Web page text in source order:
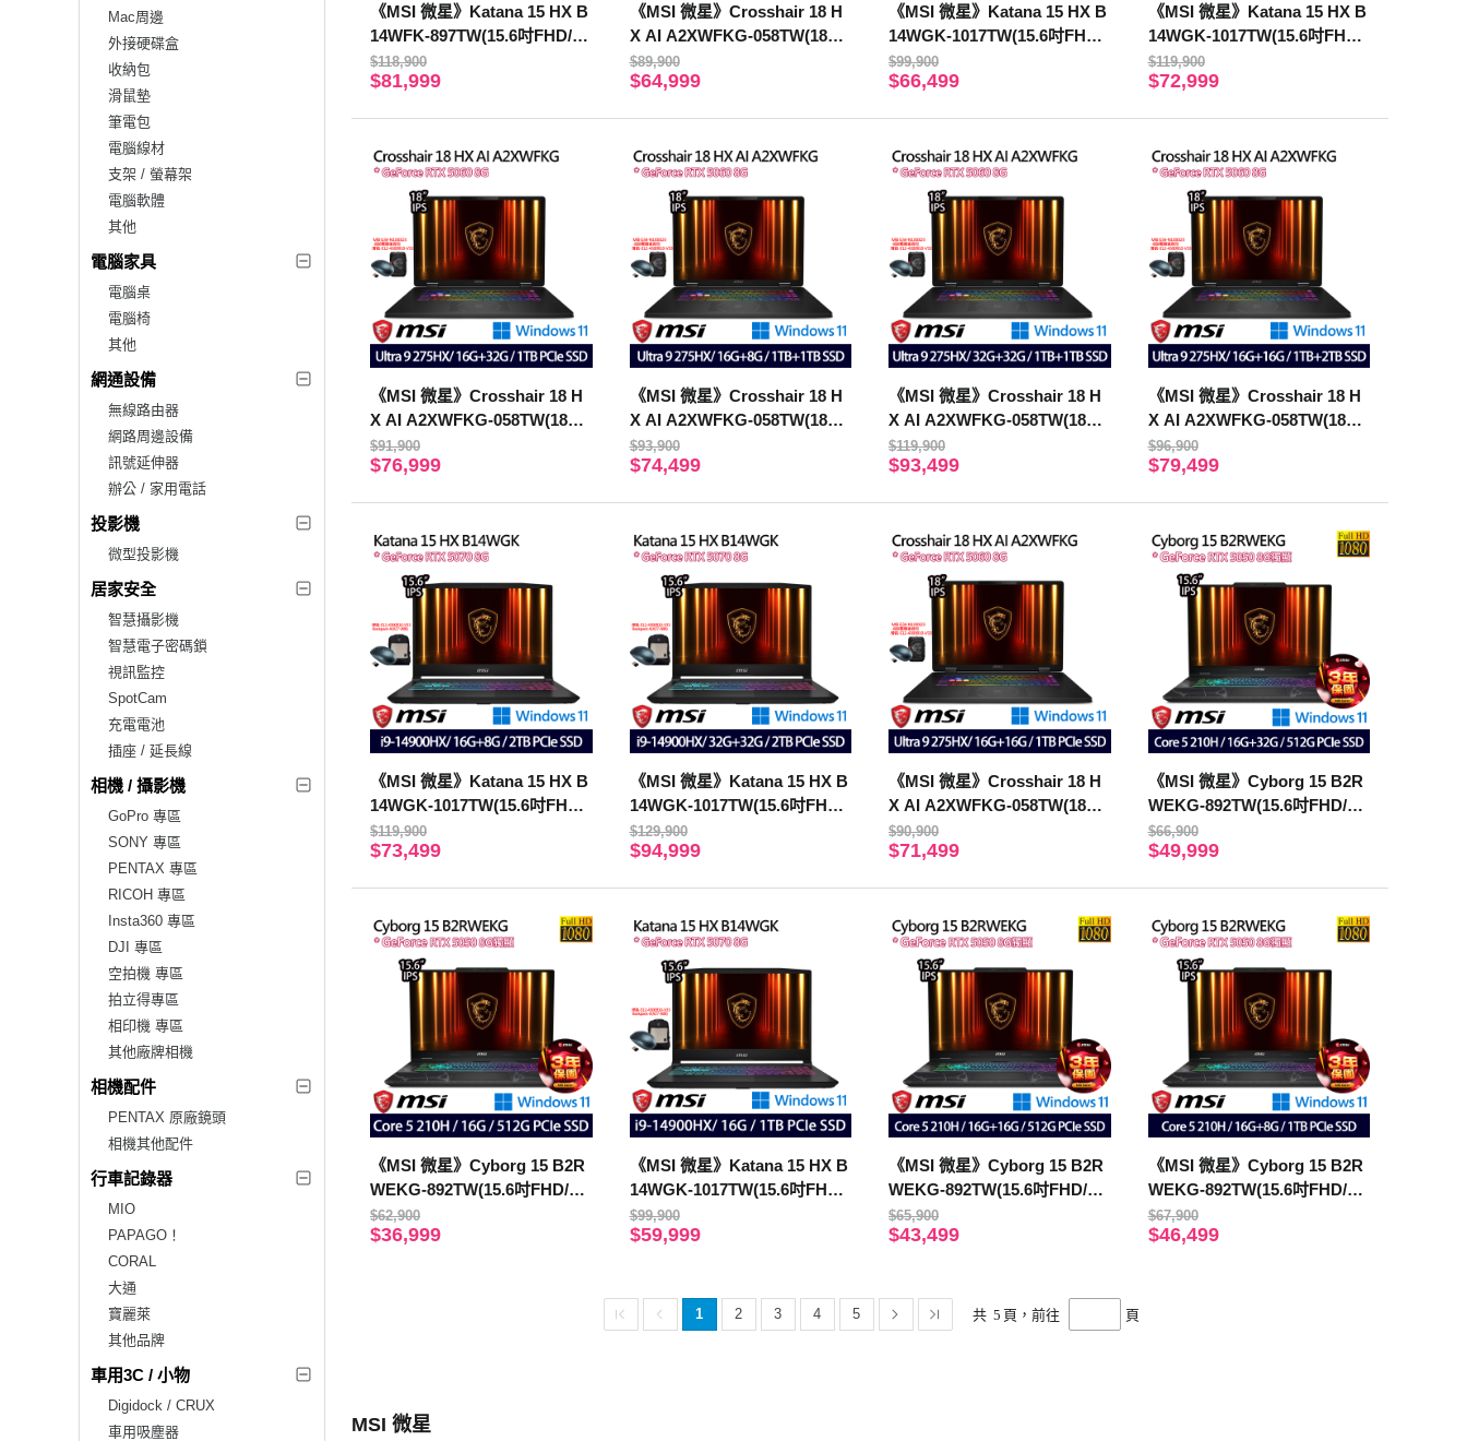
Mac周邊
外接硬碟盒
收納包
滑鼠墊
筆電包
電腦線材
支架 / 螢幕架
電腦軟體
其他
電腦家具
電腦桌
電腦椅
其他
網通設備
無線路由器
網路周邊設備
訊號延伸器
辦公 / 家用電話
投影機
微型投影機
居家安全
智慧攝影機
智慧電子密碼鎖
視訊監控
SpotCam
充電電池
插座 / 延長線
相機 / 攝影機
GoPro 專區
SONY 專區
PENTAX 專區
RICOH 專區
Insta360 專區
DJI 專區
空拍機 專區
拍立得專區
相印機 專區
其他廠牌相機
相機配件
PENTAX 原廠鏡頭
相機其他配件
行車記錄器
MIO
PAPAGO！
CORAL
大通
寶麗萊
其他品牌
車用3C / 小物
Digidock / CRUX
車用吸塵器
《MSI 微星》Katana 15 HX B
14WFK-897TW(15.6吋FHD/i5-
14450HX/32G+32G/2TB/RTX
5060/特仕版)
$118,900
$81,999
《MSI 微星》Crosshair 18 H
X AI A2XWFKG-058TW(18吋
QHD+/U9 275HX/16G/1TB SS
D/RTX5060)
$89,900
$64,999
《MSI 微星》Katana 15 HX B
14WGK-1017TW(15.6吋FHD/i
9-14900HX/16G+16G/1TB/RT
X5070/特仕版)
$99,900
$66,499
《MSI 微星》Katana 15 HX B
14WGK-1017TW(15.6吋FHD/i
9-14900HX/16G+32G/1TB/RT
X5070/特仕版)
$119,900
$72,999
《MSI 微星》Crosshair 18 H
X AI A2XWFKG-058TW(18吋
QHD+/U9 275HX/16G+32G/1
TB/RTX5060)
$91,900
$76,999
《MSI 微星》Crosshair 18 H
X AI A2XWFKG-058TW(18吋
QHD+/U9 275HX/16+8G/1TB
+1TB/RTX5060)
$93,900
$74,499
《MSI 微星》Crosshair 18 H
X AI A2XWFKG-058TW(18吋
QHD+/U9 275HX/32+32G/1T
B+1T/RTX5060)
$119,900
$93,499
《MSI 微星》Crosshair 18 H
X AI A2XWFKG-058TW(18吋
QHD+/U9 275HX/16+16G/1T
B+2T/RTX5060)
$96,900
$79,499
《MSI 微星》Katana 15 HX B
14WGK-1017TW(15.6吋FHD/i
9-14900HX/16G+8G/2TB/RTX
5070/特仕版)
$119,900
$73,499
《MSI 微星》Katana 15 HX B
14WGK-1017TW(15.6吋FHD/i
9-14900HX/32G+32G/2TB/RT
X5070/特仕版)
$129,900
$94,999
《MSI 微星》Crosshair 18 H
X AI A2XWFKG-058TW(18吋
QHD+/U9 275HX/16G+16G/1
TB/RTX5060)
$90,900
$71,499
《MSI 微星》Cyborg 15 B2R
WEKG-892TW(15.6吋FHD/Co
re 5 210H/16G+32G/512G/RT
X5050/特仕版)
$66,900
$49,999
《MSI 微星》Cyborg 15 B2R
WEKG-892TW(15.6吋FHD/Co
re 5 210H/16G/512G SSD/RT
X5050/Win11)
$62,900
$36,999
《MSI 微星》Katana 15 HX B
14WGK-1017TW(15.6吋FHD/i
9-14900HX/16G/1TB SSD/RT
X5070/W11)
$99,900
$59,999
《MSI 微星》Cyborg 15 B2R
WEKG-892TW(15.6吋FHD/Co
re 5 210H/16G+16G/512G/RT
X5050/特仕版)
$65,900
$43,499
《MSI 微星》Cyborg 15 B2R
WEKG-892TW(15.6吋FHD/Co
re 5 210H/16G+8G/1TB/RTX5
050/特仕版)
$67,900
$46,499
1 2 3 4 5 共 5 頁，前往 頁
MSI 微星